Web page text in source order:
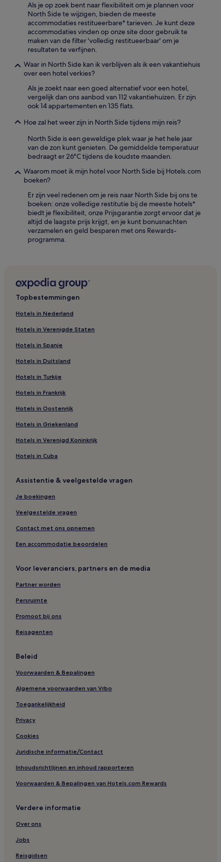
Als je op zoek bent naar flexibiliteit om je plannen voor
North Side te wijzigen, bieden de meeste
accommodaties restitueerbare* tarieven. Je kunt deze
accommodaties vinden op onze site door gebruik te
maken van de filter 'volledig restitueerbaar' om je
resultaten te verfijnen.
Waar in North Side kan ik verblijven als ik een vakantiehuis
over een hotel verkies?
Als je zoekt naar een goed alternatief voor een hotel,
vergelijk dan ons aanbod van 112 vakantiehuizen. Er zijn
ook 14 appartementen en 135 flats.
Hoe zal het weer zijn in North Side tijdens mijn reis?
North Side is een geweldige plek waar je het hele jaar
van de zon kunt genieten. De gemiddelde temperatuur
bedraagt er 26°C tijdens de koudste maanden.
Waarom moet ik mijn hotel voor North Side bij Hotels.com
boeken?
Er zijn veel redenen om je reis naar North Side bij ons te
boeken: onze volledige restitutie bij de meeste hotels*
biedt je flexibiliteit, onze Prijsgarantie zorgt ervoor dat je
altijd de laagste prijs krijgt, en je kunt bonusnachten
verzamelen en geld besparen met ons Rewards-
programma.
Topbestemmingen
Hotels in Nederland
Hotels in Verenigde Staten
Hotels in Spanje
Hotels in Duitsland
Hotels in Turkije
Hotels in Frankrijk
Hotels in Oostenrijk
Hotels in Griekenland
Hotels in Verenigd Koninkrijk
Hotels in Cuba
Assistentie & veelgestelde vragen
Je boekingen
Veelgestelde vragen
Contact met ons opnemen
Een accommodatie beoordelen
Voor leveranciers, partners en de media
Partner worden
Persruimte
Promoot bij ons
Reisagenten
Beleid
Voorwaarden & Bepalingen
Algemene voorwaarden van Vrbo
Toegankelijkheid
Privacy
Cookies
Juridische informatie/Contact
Inhoudsrichtlijnen en inhoud rapporteren
Voorwaarden & Bepalingen van Hotels.com Rewards
Verdere informatie
Over ons
Jobs
Reisgidsen